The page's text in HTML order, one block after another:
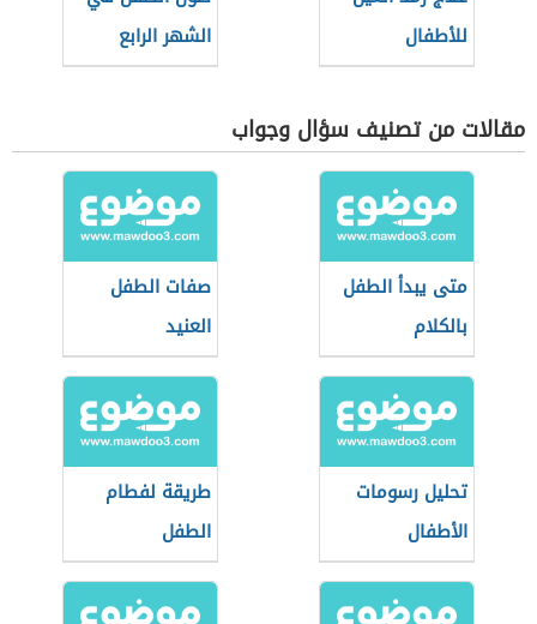
للأطفال
الشهر الرابع
مقالات من تصنيف سؤال وجواب
متى يبدأ الطفل
بالكلام
صفات الطفل
العنيد
تحليل رسومات
الأطفال
طريقة لفطام
الطفل